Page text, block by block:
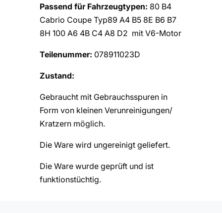
Passend für Fahrzeugtypen: 80 B4
Cabrio Coupe Typ89 A4 B5 8E B6 B7
8H 100 A6 4B C4 A8 D2 mit V6-Motor
Teilenummer: 078911023D
Zustand:
Gebraucht mit Gebrauchsspuren in
Form von kleinen Verunreinigungen/
Kratzern möglich.
Die Ware wird ungereinigt geliefert.
Die Ware wurde geprüft und ist
funktionstüchtig.